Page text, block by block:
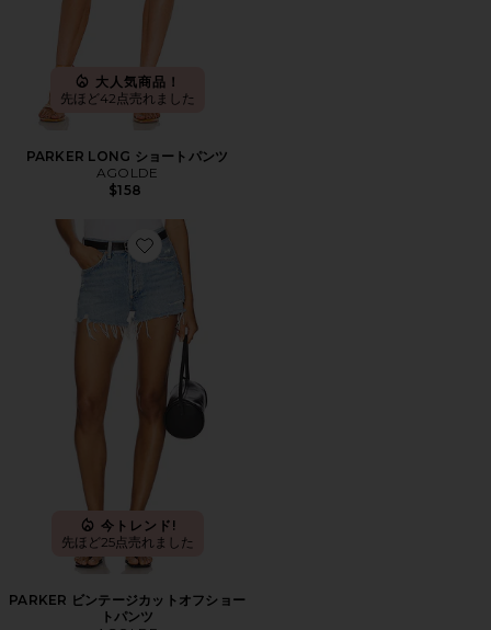
大人気商品！
先ほど42点売れました
PARKER LONG ショートパンツ
AGOLDE
$158
Favorite PARKER ビンテージカットオフショートパンツ
今トレンド!
先ほど25点売れました
PARKER ビンテージカットオフショー
トパンツ